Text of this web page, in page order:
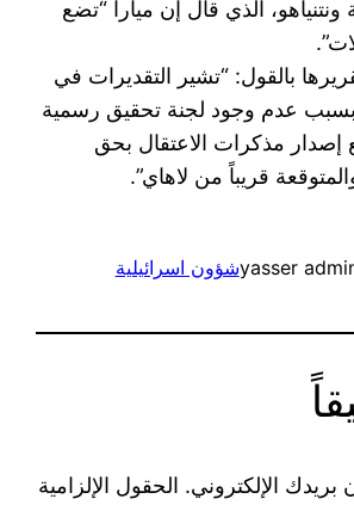
ونتنياهو، الذي قال إن ميارا “تضع
بالقول: “تشير التقديرات في
بسبب عدم وجود لجنة تحقيق رسمية
إصدار مذكرات الاعتقال بحق
قريباً من لاهاي”.
yasserشؤون اسرائيلية
الإلكتروني. الحقول الإلزامية